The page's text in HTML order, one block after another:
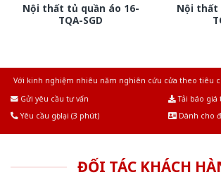
Nội thất tủ quần áo 16-
TQA-SGD
Nội thất
Với kinh nghiệm nhiêu năm nghiên cứu cửa theo tiêu
Gửi yêu cầu tư vấn
Tải báo giá
Yêu cầu gọi lại (3 phút)
Dành cho
ĐỐI TÁC KHÁCH